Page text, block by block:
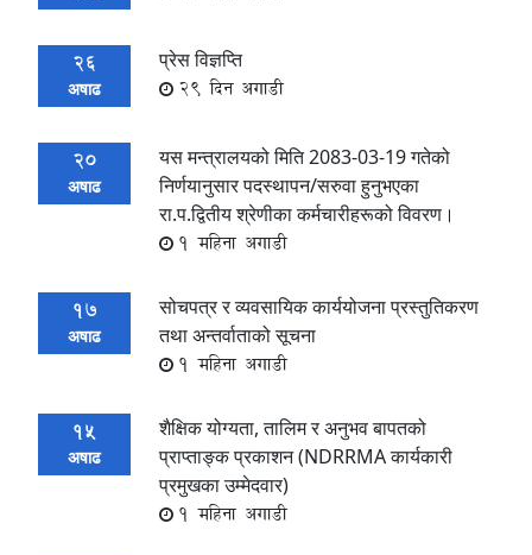
26
अषाढ
प्रेस विज्ञप्ति
29 दिन अगाडी
20
अषाढ
यस मन्त्रालयको मिति 2083-03-19 गतेको
निर्णयानुसार पदस्थापन/सरुवा हुनुभएका
रा.प.द्वितीय श्रेणीका कर्मचारीहरूको विवरण।
1 महिना अगाडी
17
अषाढ
सोचपत्र र व्यवसायिक कार्ययोजना प्रस्तुतिकरण
तथा अन्तर्वाताको सूचना
1 महिना अगाडी
15
अषाढ
शैक्षिक योग्यता, तालिम र अनुभव बापतको
प्राप्ताङ्क प्रकाशन (NDRRMA कार्यकारी
प्रमुखका उम्मेदवार)
1 महिना अगाडी